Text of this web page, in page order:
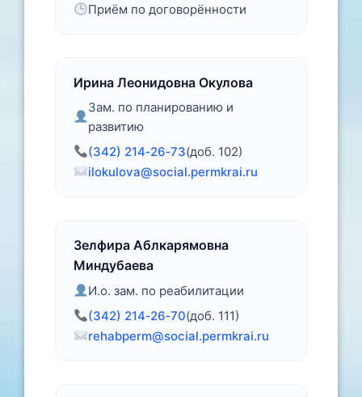
Приём по договорённости
Ирина Леонидовна Окулова
Зам. по планированию и
развитию
(342) 214‑26‑73(доб. 102)
ilokulova@social.permkrai.ru
Зелфира Аблкарямовна
Миндубаева
И.о. зам. по реабилитации
(342) 214‑26‑70(доб. 111)
rehabperm@social.permkrai.ru